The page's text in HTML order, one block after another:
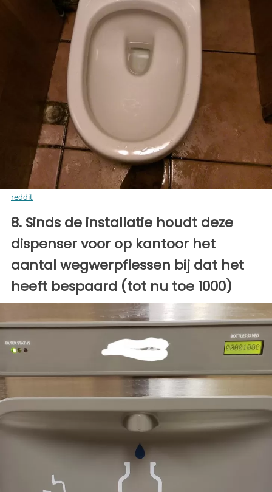
reddit
8. Sinds de installatie houdt deze
dispenser voor op kantoor het
aantal wegwerpflessen bij dat het
heeft bespaard (tot nu toe 1000)